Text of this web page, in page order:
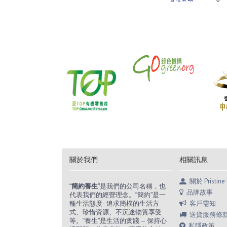
關於我們
“簡約養生”是我們的公司名稱，也
代表我們的經營理念。“簡約”是一
種生活態度- 追求簡樸的生活方
式、珍惜資源、不沉迷物質享受
等。“養生”是生活的實踐 – 保持心
相關訊息
關於 Pristine
品牌故事
客戶需知
送貨服務條